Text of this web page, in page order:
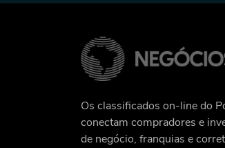
Os classificados on-line do
conectam compradores e
de negócio, franquias e